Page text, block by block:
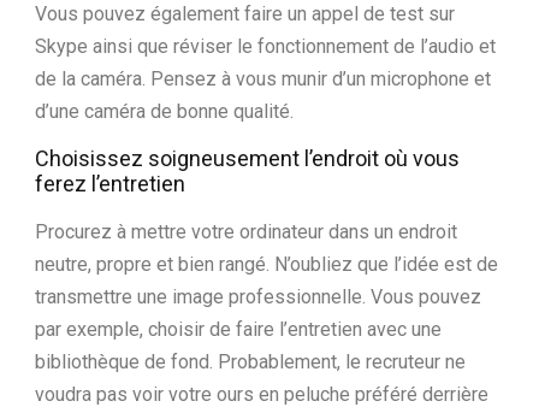
Vous pouvez également faire un appel de test sur
Skype ainsi que réviser le fonctionnement de l’audio et
de la caméra. Pensez à vous munir d’un microphone et
d’une caméra de bonne qualité.
Choisissez soigneusement l’endroit où vous
ferez l’entretien
Procurez à mettre votre ordinateur dans un endroit
neutre, propre et bien rangé. N’oubliez que l’idée est de
transmettre une image professionnelle. Vous pouvez
par exemple, choisir de faire l’entretien avec une
bibliothèque de fond. Probablement, le recruteur ne
voudra pas voir votre ours en peluche préféré derrière